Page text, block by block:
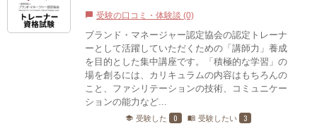
chat_bubble 受験の口コミ・体験談 (0)
ブランド・マネージャー認定協会の認定トレーナ
ーとして活躍していただくための「講師力」養成
を目的とした集中講座です。「積極的な学習」の
場を創るには、カリキュラムの内容はもちろんの
こと、ファシリテーションの技術、コミュニケー
ションの能力など...
school 受験した 0 menu_book 受験したい 3